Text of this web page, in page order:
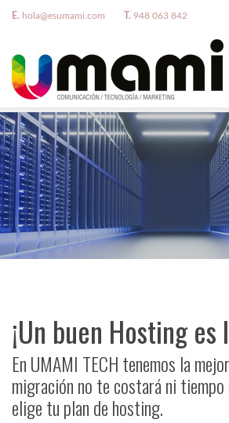
E. hola@esumami.com T. 948 063 842
¡Un buen Hosting es
En UMAMI TECH tenemos la
migración no te costará ni
elige tu plan de hosting.